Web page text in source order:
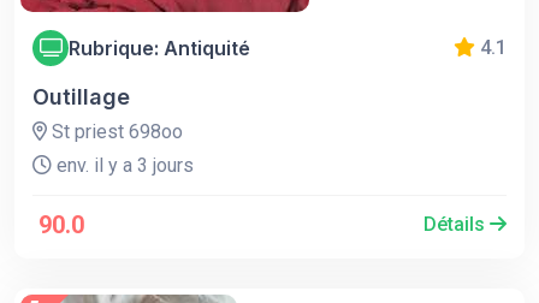
Rubrique: Antiquité 4.1
Outillage
St priest 698oo
env. il y a 3 jours
90.0 Détails